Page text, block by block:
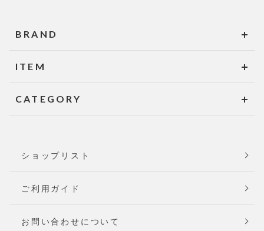
BRAND
ITEM
CATEGORY
ショップリスト
ご利用ガイド
お問い合わせについて